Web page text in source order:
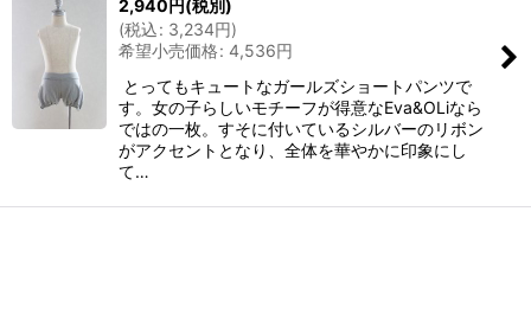
2,940円(税別)
(税込: 3,234円)
希望小売価格: 4,536円
とってもキュートなガールズショートパンツで
す。女の子らしいモチーフが得意なEva&OLiなら
ではの一枚。すそに付いているシルバーのリボン
がアクセントとなり、全体を華やかに印象にし
て…